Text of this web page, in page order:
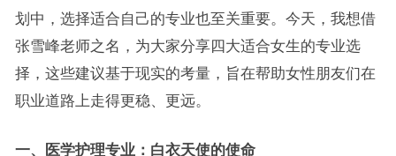
划中，选择适合自己的专业也至关重要。今天，我想借
张雪峰老师之名，为大家分享四大适合女生的专业选
择，这些建议基于现实的考量，旨在帮助女性朋友们在
职业道路上走得更稳、更远。
一、医学护理专业：白衣天使的使命